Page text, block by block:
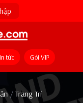
tức Gói VIP
/ Trang Trí